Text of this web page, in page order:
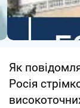
Як
Росія